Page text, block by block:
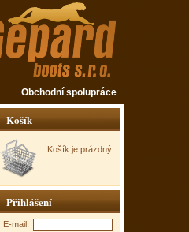
Obchodní spolupráce
Košík
Košík je prázdný
Přihlášení
E-mail: